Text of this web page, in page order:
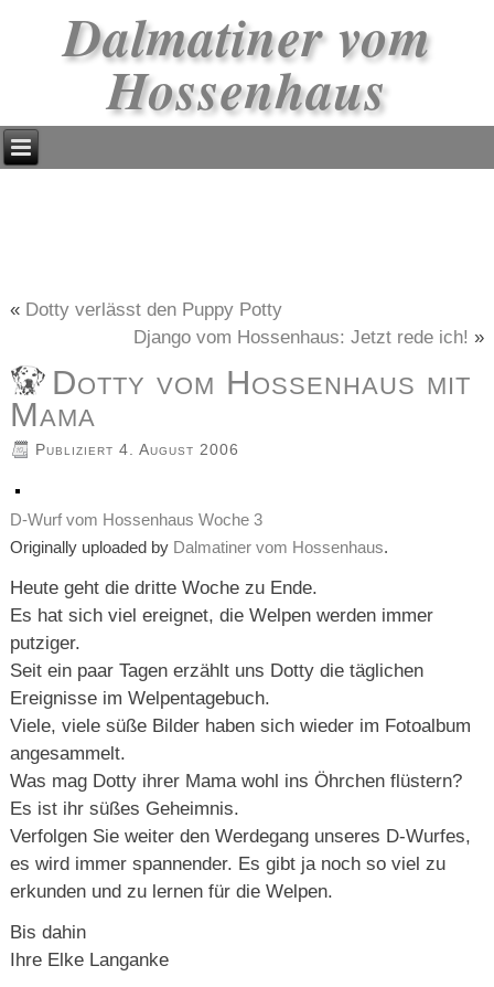
Dalmatiner vom
Hossenhaus
« Dotty verlässt den Puppy Potty
Django vom Hossenhaus: Jetzt rede ich! »
Dotty vom Hossenhaus mit
Mama
Publiziert 4. August 2006
D-Wurf vom Hossenhaus Woche 3
Originally uploaded by Dalmatiner vom Hossenhaus.
Heute geht die dritte Woche zu Ende.
Es hat sich viel ereignet, die Welpen werden immer
putziger.
Seit ein paar Tagen erzählt uns Dotty die täglichen
Ereignisse im Welpentagebuch.
Viele, viele süße Bilder haben sich wieder im Fotoalbum
angesammelt.
Was mag Dotty ihrer Mama wohl ins Öhrchen flüstern?
Es ist ihr süßes Geheimnis.
Verfolgen Sie weiter den Werdegang unseres D-Wurfes,
es wird immer spannender. Es gibt ja noch so viel zu
erkunden und zu lernen für die Welpen.
Bis dahin
Ihre Elke Langanke